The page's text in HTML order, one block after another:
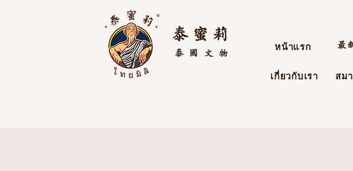
泰 蜜 莉
文物
泰國
หน้าแรก 最
เกี่ยวกับเรา สม